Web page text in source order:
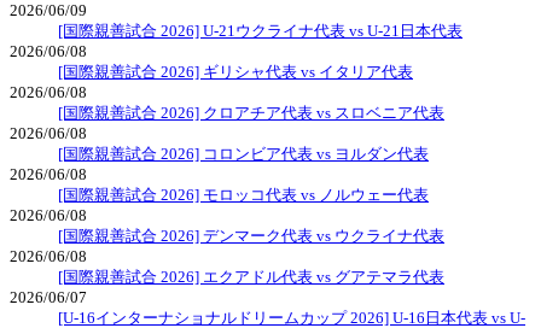
2026/06/09
[国際親善試合 2026] U-21ウクライナ代表 vs U-21日本代表
2026/06/08
[国際親善試合 2026] ギリシャ代表 vs イタリア代表
2026/06/08
[国際親善試合 2026] クロアチア代表 vs スロベニア代表
2026/06/08
[国際親善試合 2026] コロンビア代表 vs ヨルダン代表
2026/06/08
[国際親善試合 2026] モロッコ代表 vs ノルウェー代表
2026/06/08
[国際親善試合 2026] デンマーク代表 vs ウクライナ代表
2026/06/08
[国際親善試合 2026] エクアドル代表 vs グアテマラ代表
2026/06/07
[U-16インターナショナルドリームカップ 2026] U-16日本代表 vs U-